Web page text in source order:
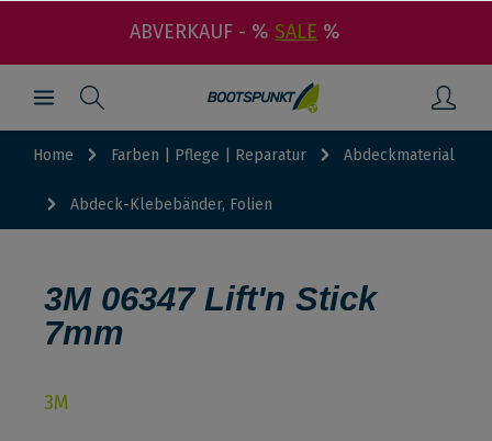
ABVERKAUF - % SALE %
Home Farben | Pflege | Reparatur Abdeckmaterial
Abdeck-Klebebänder, Folien
3M 06347 Lift'n Stick
7mm
3M